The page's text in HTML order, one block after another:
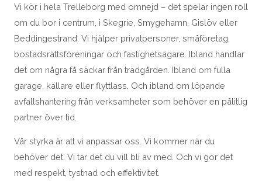
Vi kör i hela Trelleborg med omnejd – det spelar ingen roll
om du bor i centrum, i Skegrie, Smygehamn, Gislöv eller
Beddingestrand. Vi hjälper privatpersoner, småföretag,
bostadsrättsföreningar och fastighetsägare. Ibland handlar
det om några få säckar från trädgården. Ibland om fulla
garage, källare eller flyttlass. Och ibland om löpande
avfallshantering från verksamheter som behöver en pålitlig
partner över tid.
Vår styrka är att vi anpassar oss. Vi kommer när du
behöver det. Vi tar det du vill bli av med. Och vi gör det
med respekt, tystnad och effektivitet.